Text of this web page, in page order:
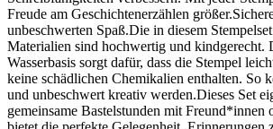
Freude am Geschichtenerzählen
unbeschwerten Spaß.Die in diesem
Materialien sind hochwertig und kindgerecht.
Wasserbasis sorgt dafür, dass die Stempel
keine schädlichen Chemikalien enthalten. So
und unbeschwert kreativ werden.Dieses Set
gemeinsame Bastelstunden mit Freund*innen